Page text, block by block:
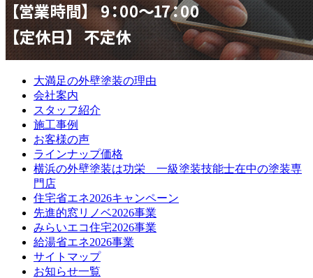
大満足の外壁塗装の理由
会社案内
スタッフ紹介
施工事例
お客様の声
ラインナップ価格
横浜の外壁塗装は功栄 一級塗装技能士在中の塗装専
門店
住宅省エネ2026キャンペーン
先進的窓リノベ2026事業
みらいエコ住宅2026事業
給湯省エネ2026事業
サイトマップ
お知らせ一覧